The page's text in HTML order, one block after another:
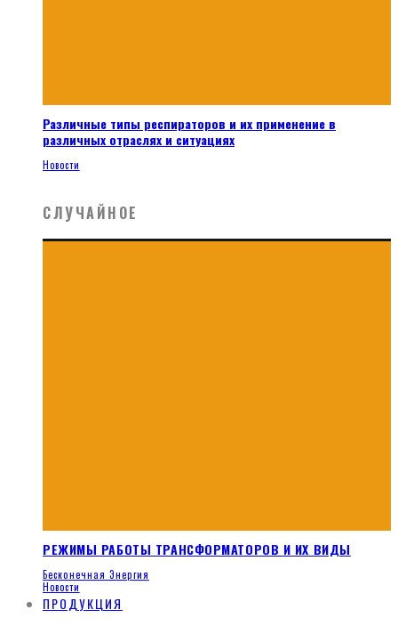
Различные типы респираторов и их применение в
различных отраслях и ситуациях
Новости
СЛУЧАЙНОЕ
РЕЖИМЫ РАБОТЫ ТРАНСФОРМАТОРОВ И ИХ ВИДЫ
Бесконечная Энергия
Новости
ПРОДУКЦИЯ